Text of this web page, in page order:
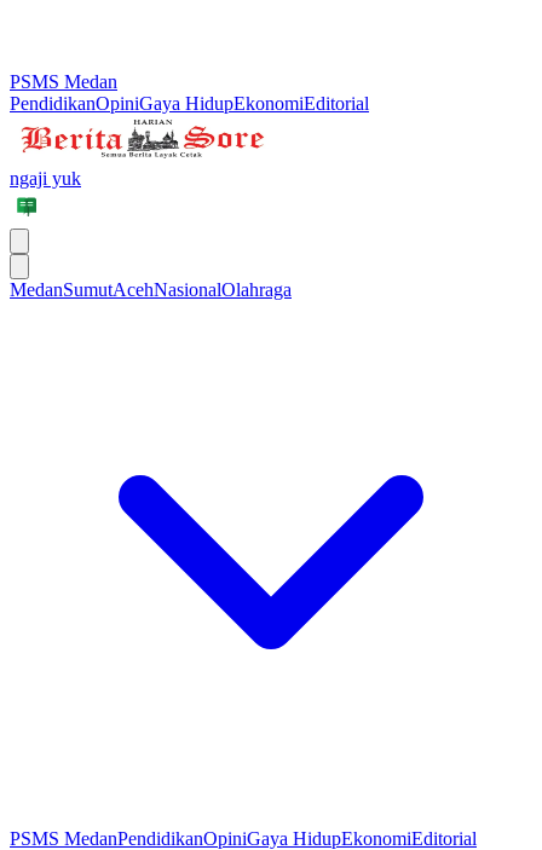
PSMS Medan
PendidikanOpiniGaya HidupEkonomiEditorial
ngaji yuk
MedanSumutAcehNasionalOlahraga
PSMS MedanPendidikanOpiniGaya HidupEkonomiEditorial